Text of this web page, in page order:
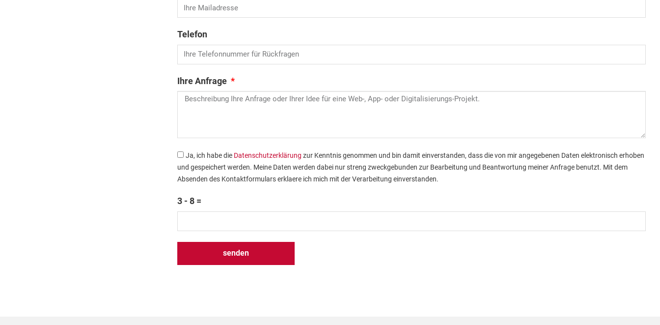
Telefon
Ihre Anfrage
Ja, ich habe die Datenschutzerklärung zur Kenntnis genommen und bin damit einverstanden, dass die von mir angegebenen Daten elektronisch erhoben
und gespeichert werden. Meine Daten werden dabei nur streng zweckgebunden zur Bearbeitung und Beantwortung meiner Anfrage benutzt. Mit dem
Absenden des Kontaktformulars erklaere ich mich mit der Verarbeitung einverstanden.
3 - 8 =
senden